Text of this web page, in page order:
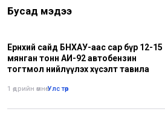
Бусад мэдээ
Ерөнхий сайд БНХАУ-аас сар бүр 12-15
мянган тонн АИ-92 автобензин
тогтмол нийлүүлэх хүсэлт тавила
1 өдрийн өмнө•Улс төр